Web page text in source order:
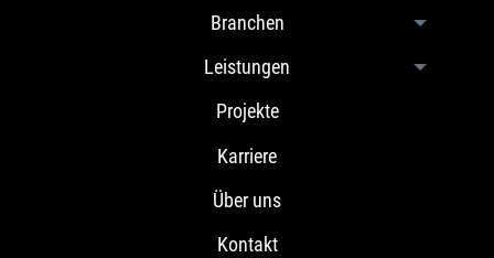
Branchen
Leistungen
Projekte
Karriere
Über uns
Kontakt